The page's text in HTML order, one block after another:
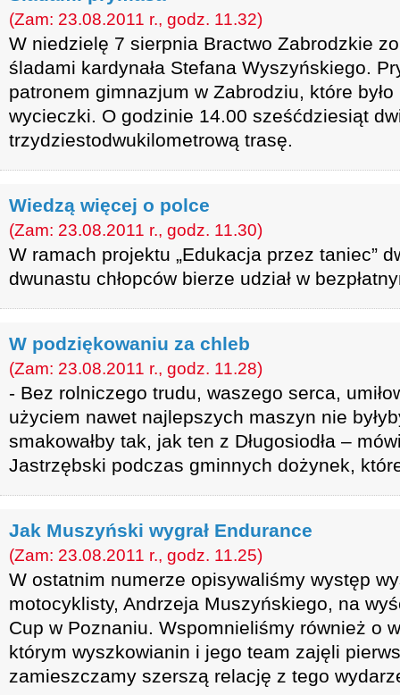
(Zam: 23.08.2011 r., godz. 11.32)
W niedzielę 7 sierpnia Bractwo Zabrodzkie
śladami kardynała Stefana Wyszyńskiego.
patronem gimnazjum w Zabrodziu, które
wycieczki. O godzinie 14.00 sześćdziesiąt
trzydziestodwukilometrową trasę.
Wiedzą więcej o polce
(Zam: 23.08.2011 r., godz. 11.30)
W ramach projektu „Edukacja przez taniec”
dwunastu chłopców bierze udział w
W podziękowaniu za chleb
(Zam: 23.08.2011 r., godz. 11.28)
- Bez rolniczego trudu, waszego serca,
użyciem nawet najlepszych maszyn nie
smakowałby tak, jak ten z Długosiodła –
Jastrzębski podczas gminnych dożynek,
Jak Muszyński wygrał Endurance
(Zam: 23.08.2011 r., godz. 11.25)
W ostatnim numerze opisywaliśmy występ
motocyklisty, Andrzeja Muszyńskiego, na
Cup w Poznaniu. Wspomnieliśmy również o
którym wyszkowianin i jego team zajęli
zamieszczamy szerszą relację z tego